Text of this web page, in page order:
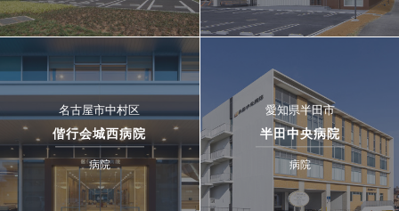
名古屋市中村区
偕行会城西病院
病院
愛知県半田市
半田中央病院
病院